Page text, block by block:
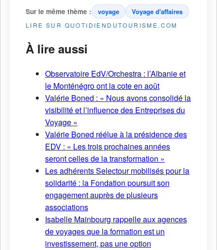
Sur le même thème : voyage Voyage d'affaires
LIRE SUR QUOTIDIENDUTOURISME.COM
À lire aussi
Observatoire EdV/Orchestra : l’Albanie et
le Monténégro ont la cote en août
Valérie Boned : « Nous avons consolidé la
visibilité et l’influence des Entreprises du
Voyage »
Valérie Boned réélue à la présidence des
EDV : « Les trois prochaines années
seront celles de la transformation »
Les adhérents Selectour mobilisés pour la
solidarité : la Fondation poursuit son
engagement auprès de plusieurs
associations
Isabelle Mainbourg rappelle aux agences
de voyages que la formation est un
investissement, pas une option